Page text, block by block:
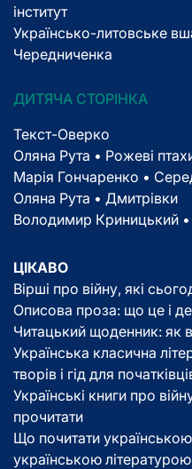
інститут
Українсько-литовське
Чередниченка
ДИТЯЧА СТОРІНКА
Текст-Оверко
Оляна Рута • Рожеві
Марія Гончаренко •
Оляна Рута • Дмитрівки
Володимир Криницький
ЦІКАВО
Вірші про війну, які
Описова проза: що це і
Читацький щоденник: як
Українська класична
творів і гід для
Українські книги про
прочитати
Що почитати
українською